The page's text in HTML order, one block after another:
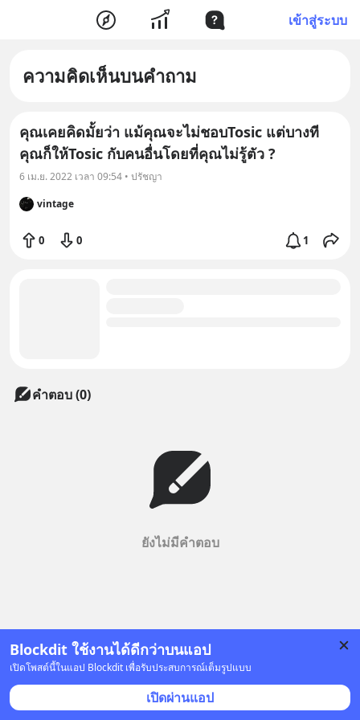
เข้าสู่ระบบ
ความคิดเห็นบนคำถาม
Blockdit ใช้งานได้ดีกว่าบนแอป
เปิดโพสต์นี้ในแอป Blockdit เพื่อรับประสบการณ์เต็มรูปแบบ
เปิดผ่านแอป
คุณเคยคิดมั้ยว่า แม้คุณจะไม่ชอบTosic แต่บางที
คุณก็ให้Tosic กับคนอื่นโดยที่คุณไม่รู้ตัว ?
6 เม.ย. 2022 เวลา 09:54 • ปรัชญา
vintage
0 0 1
คำตอบ (0)
ยังไม่มีคำตอบ